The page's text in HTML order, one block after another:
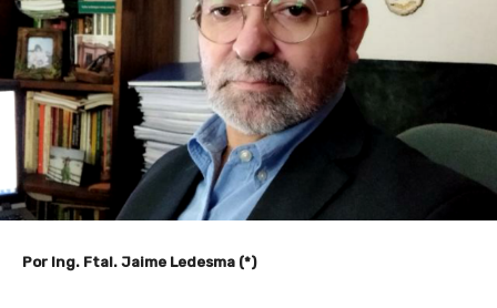
Por Ing. Ftal. Jaime Ledesma (*)